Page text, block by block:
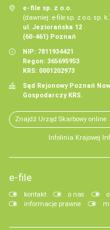
e-file sp. z o.o.
(dawniej: e-file sp. z o.o. sp.
ul. Jeziorańska 12
(60-461) Poznań
NIP: 7811934421
Regon: 365695953
KRS: 0001202973
Sąd Rejonowy Poznań
Gospodarczy KRS.
Znajdź Urząd Skarbowy online
Infolinia Krajowej
e-file
kontakt o nas
informacje prawne